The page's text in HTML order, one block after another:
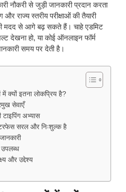
नौकरी से जुड़ी जानकारी प्रदान करता
राज्य स्तरीय परीक्षाओं की तैयारी
मदद से आगे बढ़ सकते हैं। चाहे एडमिट
देखना हो, या कोई ऑनलाइन फॉर्म
समय पर देती है।
क्यों इतना लोकप्रिय है?
सेवाएँ
टाइपिंग अभ्यास
सरल और निःशुल्क है
उपलब्ध
और उद्देश्य